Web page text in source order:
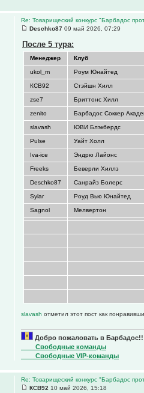
Re: Товарищеский конкурс "Барбадос
Deschko87 09 май 2026, 07:29
После 5 тура:
Менеджер Клуб
ukol_m Роум Юнайтед
КСВ92 Стэйшн Хилл
zse7 Бриттонс Хилл
zenito Барбадос Соккер
slavash ЮВИ Блэкбердс
Pulse Уайт Холл
Iva-ice Эндрю Лайонс
Freeks Беверли Хиллз
Deschko87 Санрайз Болерс
Sylar Роуд Вью Юнайтед
Sagnol Мелвертон
slavash отметил этот пост как
Добро пожаловать в
____Свободные команды
____Свободные VIP-команды
Re: Товарищеский конкурс "Барбадос
КСВ92 10 май 2026, 15:18